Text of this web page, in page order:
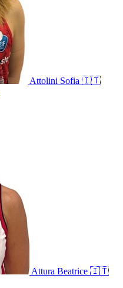
Attolini Sofia 🇮🇹
Attura Beatrice 🇮🇹